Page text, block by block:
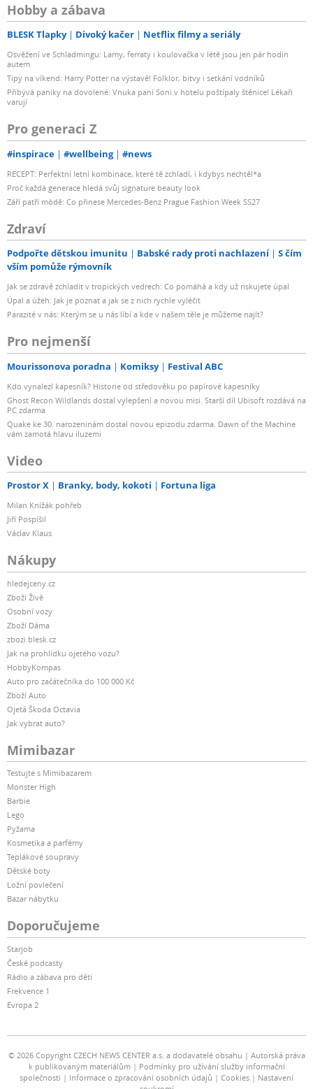
Hobby a zábava
BLESK Tlapky Divoký kačer Netflix filmy a seriály
Osvěžení ve Schladmingu: Lamy, ferraty i koulovačka v létě jsou jen pár hodin
autem
Tipy na víkend: Harry Potter na výstavě! Folklor, bitvy i setkání vodníků
Přibývá paniky na dovolené: Vnuka paní Soni v hotelu poštípaly štěnice! Lékaři
varují
Pro generaci Z
#inspirace #wellbeing #news
RECEPT: Perfektní letní kombinace, které tě zchladí, i kdybys nechtěl*a
Proč každá generace hledá svůj signature beauty look
Září patří módě: Co přinese Mercedes-Benz Prague Fashion Week SS27
Zdraví
Podpořte dětskou imunitu Babské rady proti nachlazení
S čím
vším pomůže rýmovník
Jak se zdravě zchladit v tropických vedrech: Co pomáhá a kdy už riskujete úpal
Úpal a úžeh: Jak je poznat a jak se z nich rychle vyléčit
Parazité v nás: Kterým se u nás líbí a kde v našem těle je můžeme najít?
Pro nejmenší
Mourissonova poradna Komiksy Festival ABC
Kdo vynalezl kapesník? Historie od středověku po papírové kapesníky
Ghost Recon Wildlands dostal vylepšení a novou misi. Starší díl Ubisoft rozdává na
PC zdarma
Quake ke 30. narozeninám dostal novou epizodu zdarma. Dawn of the Machine
vám zamotá hlavu iluzemi
Video
Prostor X Branky, body, kokoti Fortuna liga
Milan Knížák pohřeb
Jiří Pospíšil
Václav Klaus
Nákupy
hledejceny.cz
Zboží Živě
Osobní vozy
Zboží Dáma
zbozi.blesk.cz
Jak na prohlídku ojetého vozu?
HobbyKompas
Auto pro začátečníka do 100 000 Kč
Zboží Auto
Ojetá Škoda Octavia
Jak vybrat auto?
Mimibazar
Testujte s Mimibazarem
Monster High
Barbie
Lego
Pyžama
Kosmetika a parfémy
Teplákové soupravy
Dětské boty
Ložní povlečení
Bazar nábytku
Doporučujeme
Starjob
České podcasty
Rádio a zábava pro děti
Frekvence 1
Evropa 2
© 2026 Copyright CZECH NEWS CENTER a.s. a dodavatelé obsahu
Autorská práva
k publikovaným materiálům
Podmínky pro užívání služby informační
společnosti
Informace o zpracování osobních údajů Cookies
Nastavení